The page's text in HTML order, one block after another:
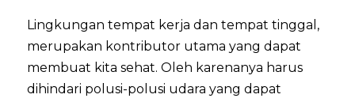
Lingkungan tempat kerja dan tempat tinggal,
merupakan kontributor utama yang dapat
membuat kita sehat. Oleh karenanya harus
dihindari polusi-polusi udara yang dapat